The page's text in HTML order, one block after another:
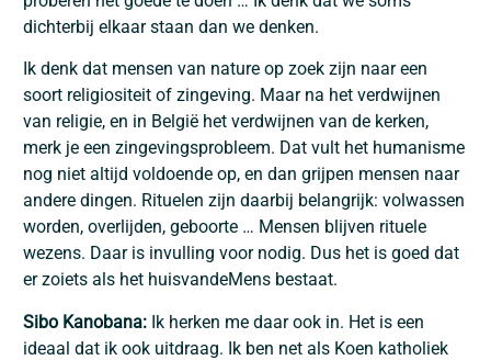
dichterbij elkaar staan dan we denken.
Ik denk dat mensen van nature op zoek zijn naar een
soort religiositeit of zingeving. Maar na het verdwijnen
van religie, en in België het verdwijnen van de kerken,
merk je een zingevingsprobleem. Dat vult het humanisme
nog niet altijd voldoende op, en dan grijpen mensen naar
andere dingen. Rituelen zijn daarbij belangrijk: volwassen
worden, overlijden, geboorte … Mensen blijven rituele
wezens. Daar is invulling voor nodig. Dus het is goed dat
er zoiets als het huisvandeMens bestaat.
Sibo Kanobana: Ik herken me daar ook in. Het is een
ideaal dat ik ook uitdraag. Ik ben net als Koen katholiek